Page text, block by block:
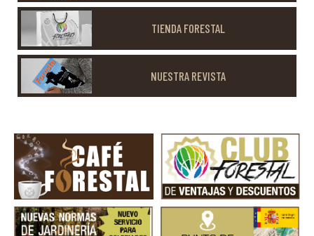
TIENDA FORESTAL
NUESTRA REVISTA